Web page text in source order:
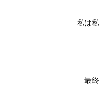
私は
最